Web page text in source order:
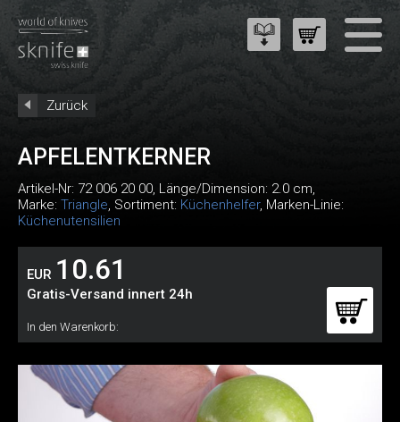
Zurück
APFELENTKERNER
Artikel-Nr: 72 006 20 00, Länge/Dimension: 2.0 cm,
Marke: Triangle, Sortiment: Küchenhelfer, Marken-Linie:
Küchenutensilien
EUR 10.61
Gratis-Versand innert 24h
In den Warenkorb: